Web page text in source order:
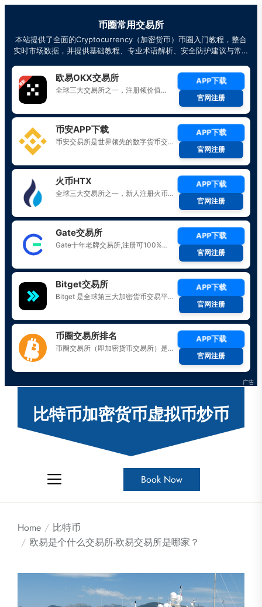
比特币加密货币虚拟币炒币
Book Now
Home
比特币
欧易是个什么交易所-欧易交易所是哪家？